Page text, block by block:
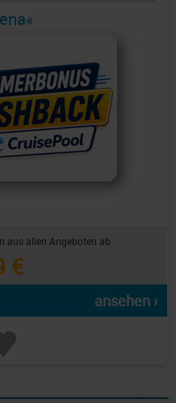
aus allen Angeboten ab
€
ansehen ›